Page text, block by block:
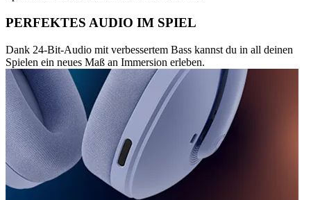
PERFEKTES AUDIO IM SPIEL
Dank 24-Bit-Audio mit verbessertem Bass kannst du in all deinen
Spielen ein neues Maß an Immersion erleben.